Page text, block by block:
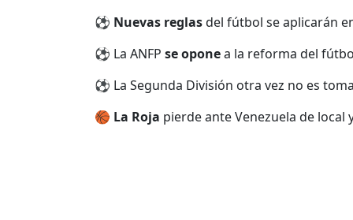
⚽ Nuevas reglasdel fútbol se aplicarán
⚽ La ANFP se oponea la reforma del
⚽ La Segunda División otra vez no es
🏀 La Roja pierde ante Venezuela de local